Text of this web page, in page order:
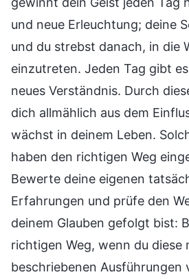
und neue Erleuchtung; deine
und du strebst danach, in die
einzutreten. Jeden Tag gibt
neues Verständnis. Durch
dich allmählich aus dem
wächst in deinem Leben.
haben den richtigen Weg
Bewerte deine eigenen
Erfahrungen und prüfe den
deinem Glauben gefolgt bist:
richtigen Weg, wenn du diese
beschriebenen Ausführungen